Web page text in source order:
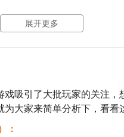
展开更多
吸引了大批玩家的关注
为大家来简单分析下，看看
：